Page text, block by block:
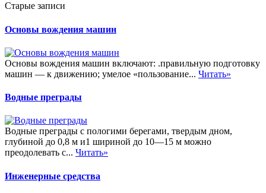
Старые записи
Основы вождения машин
Основы вождения машин включают: .правильную подготовку
машин — к движению; умелое «пользование... Читать»
Водные преграды
Водные преграды с пологими берегами, твердым дном,
глубиной до 0,8 м и1 шириной до 10—15 м можно
преодолевать с... Читать»
Инженерные средства